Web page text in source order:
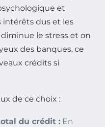
et
intérêts dus et les
le stress et on
des banques, ce
crédits si
de ce choix :
du crédit : En